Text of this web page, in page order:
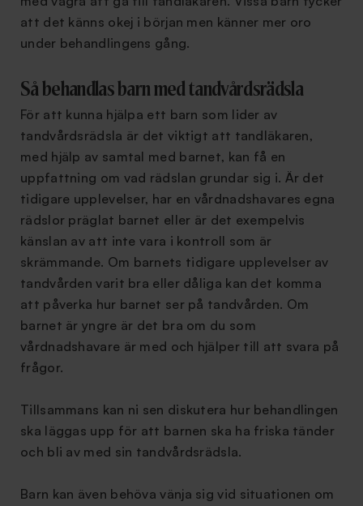
att det känns okej i början men känner mer oro
under behandlingens gång.
Så behandlas barn med tandvårdsrädsla
För att kunna hjälpa ett barn som lider av
tandvårdsrädsla är det viktigt att tandläkaren,
med hjälp av samtal med barnet, kan få en
uppfattning om vad rädslan grundar sig i. Är det
tidigare upplevelser, har en vårdnadshavares egna
rädslor präglat barnet eller är det exempelvis
känslan av att inte vara i kontroll som är
skrämmande. Om barnets tidigare upplevelser av
tandvården varit bra eller dåliga kan det komma
att påverka hur barnet ser på tandvården. Om
barnet är yngre är det bra om du som
vårdnadshavare är med och hjälper till att svara på
frågor.
Tillsammans kan ni sen diskutera hur behandlingen
ska läggas upp för att barnen ska ha friska tänder
och bli av med sin tandvårdsrädsla.
Barn kan även behöva vänja sig vid situationen om